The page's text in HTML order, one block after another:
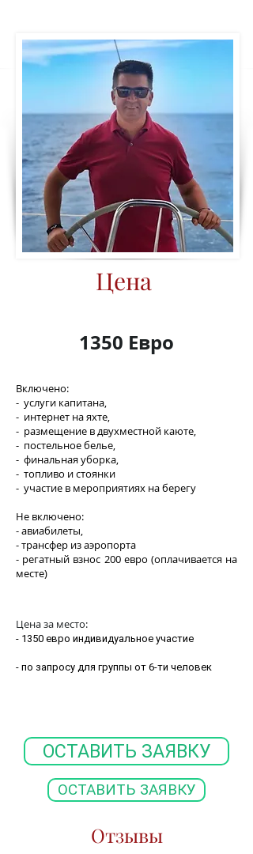
Цена
1350 Евро
Включено:
- услуги капитана,
- интернет на яхте,
- размещение в двухместной каюте,
- постельное белье,
- финальная уборка,
- топливо и стоянки
- участие в мероприятиях на берегу
Не включено:
- авиабилеты,
- трансфер из аэропорта
- регатный взнос 200 евро (оплачивается на
месте)
Цена за место:
- 1350 евро индивидуальное участие
- по запросу для группы от 6-ти человек
ОСТАВИТЬ ЗАЯВКУ
ОСТАВИТЬ ЗАЯВКУ
Отзывы